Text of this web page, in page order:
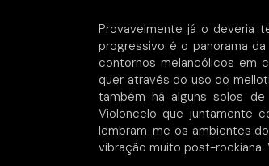
Provavelmente já o deveria
progressivo é o panorama
contornos melancólicos em
quer através do uso do
também há alguns solos
Violoncelo que juntamente
lembram-me os ambientes
vibração muito post-rockiana.